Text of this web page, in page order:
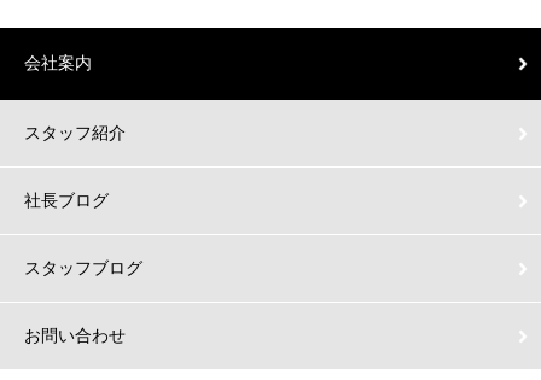
会社案内
スタッフ紹介
社長ブログ
スタッフブログ
お問い合わせ